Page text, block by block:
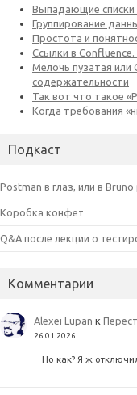
Подкаст
Postman в глаз, или в Bruno
Коробка конфет
Q&A после лекции о
Комментарии
Alexei Lupan к
26.01.2026
Но как? Я ж